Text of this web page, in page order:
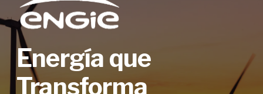
Energía que
Transforma